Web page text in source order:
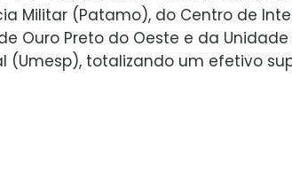
Militar (Patamo), do Centro de
Ouro Preto do Oeste e da
(Umesp), totalizando um efetivo